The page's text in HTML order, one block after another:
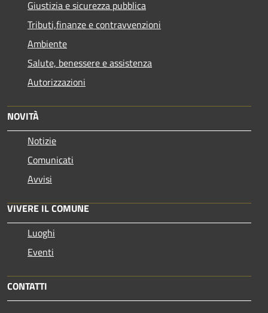
Giustizia e sicurezza pubblica
Tributi,finanze e contravvenzioni
Ambiente
Salute, benessere e assistenza
Autorizzazioni
NOVITÀ
Notizie
Comunicati
Avvisi
VIVERE IL COMUNE
Luoghi
Eventi
CONTATTI